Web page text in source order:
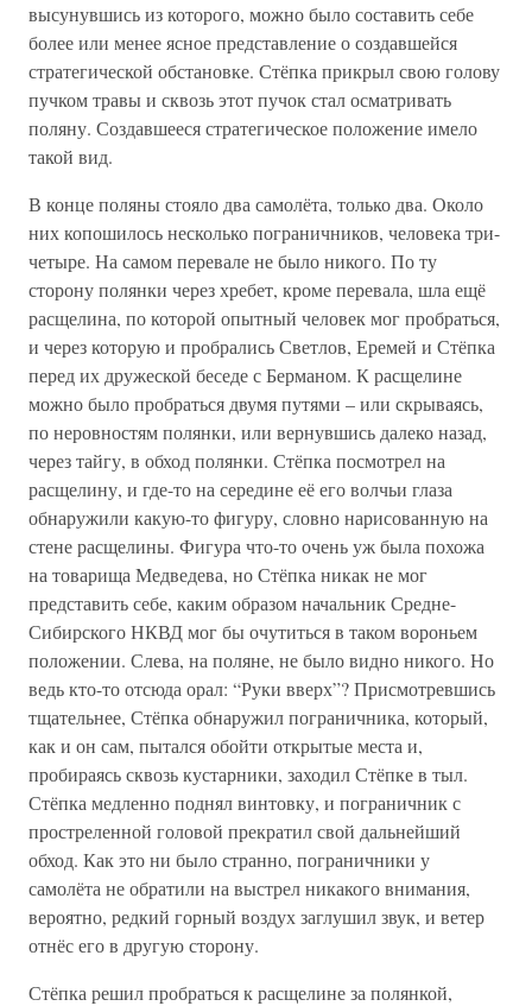
высунувшись из которого, можно было составить себе
более или менее ясное представление о создавшейся
стратегической обстановке. Стёпка прикрыл свою голову
пучком травы и сквозь этот пучок стал осматривать
поляну. Создавшееся стратегическое положение имело
такой вид.
В конце поляны стояло два самолёта, только два. Около
них копошилось несколько пограничников, человека три-
четыре. На самом перевале не было никого. По ту
сторону полянки через хребет, кроме перевала, шла ещё
расщелина, по которой опытный человек мог пробраться,
и через которую и пробрались Светлов, Еремей и Стёпка
перед их дружеской беседе с Берманом. К расщелине
можно было пробраться двумя путями – или скрываясь,
по неровностям полянки, или вернувшись далеко назад,
через тайгу, в обход полянки. Стёпка посмотрел на
расщелину, и где-то на середине её его волчьи глаза
обнаружили какую-то фигуру, словно нарисованную на
стене расщелины. Фигура что-то очень уж была похожа
на товарища Медведева, но Стёпка никак не мог
представить себе, каким образом начальник Средне-
Сибирского НКВД мог бы очутиться в таком вороньем
положении. Слева, на поляне, не было видно никого. Но
ведь кто-то отсюда орал: “Руки вверх”? Присмотревшись
тщательнее, Стёпка обнаружил пограничника, который,
как и он сам, пытался обойти открытые места и,
пробираясь сквозь кустарники, заходил Стёпке в тыл.
Стёпка медленно поднял винтовку, и пограничник с
простреленной головой прекратил свой дальнейший
обход. Как это ни было странно, пограничники у
самолёта не обратили на выстрел никакого внимания,
вероятно, редкий горный воздух заглушил звук, и ветер
отнёс его в другую сторону.
Стёпка решил пробраться к расщелине за полянкой,